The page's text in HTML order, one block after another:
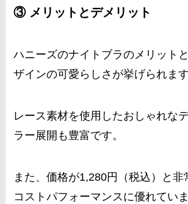
③ メリットとデメリット
ハニーズのナイトブラのメリット
ザインの可愛らしさが挙げられます
レース素材を使用したおしゃれな
ラー展開も豊富です。
また、価格が1,280円（税込）と非
コストパフォーマンスに優れていま